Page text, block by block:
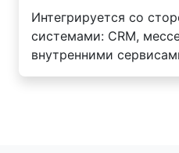
Интегрируется со
системами: CRM,
внутренними